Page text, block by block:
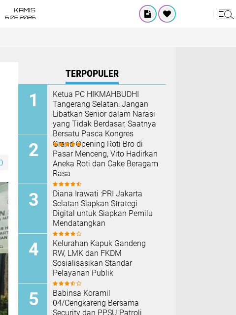
KAMIS
6 08 2026
)
TERPOPULER
Ketua PC HIKMAHBUDHI
Tangerang Selatan: Jangan
Libatkan Senior dalam Narasi
yang Tidak Berdasar, Saatnya
Bersatu Pasca Kongres
Grand Opening Roti Bro di
Pasar Menceng, Vito Hadirkan
Aneka Roti dan Cake Beragam
Rasa
Diana Irawati :PRI Jakarta
Selatan Siapkan Strategi
Digital untuk Siapkan Pemilu
Mendatangkan
Kelurahan Kapuk Gandeng
RW, LMK dan FKDM
Sosialisasikan Standar
Pelayanan Publik
Babinsa Koramil
04/Cengkareng Bersama
Security dan PPSU Patroli